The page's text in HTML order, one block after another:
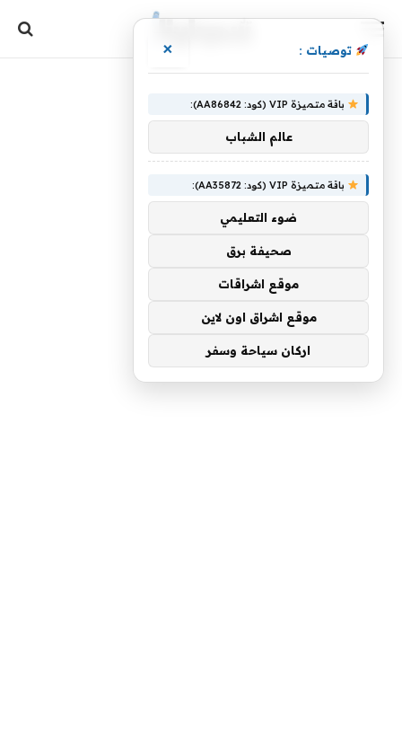
توصيات : ×
باقة متميزة VIP (كود: AA86842):
عالم الشباب
باقة متميزة VIP (كود: AA35872):
ضوء التعليمي
صحيفة برق
موقع اشراقات
موقع اشراق اون لاين
اركان سياحة وسفر